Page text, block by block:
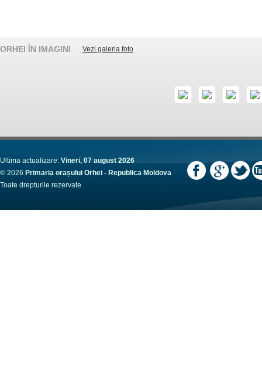
ORHEI ÎN IMAGINI Vezi galeria foto
Ultima actualizare: Vineri, 07 august 2026
© 2026 Primaria orașului Orhei - Republica Moldova
Toate drepturile rezervate